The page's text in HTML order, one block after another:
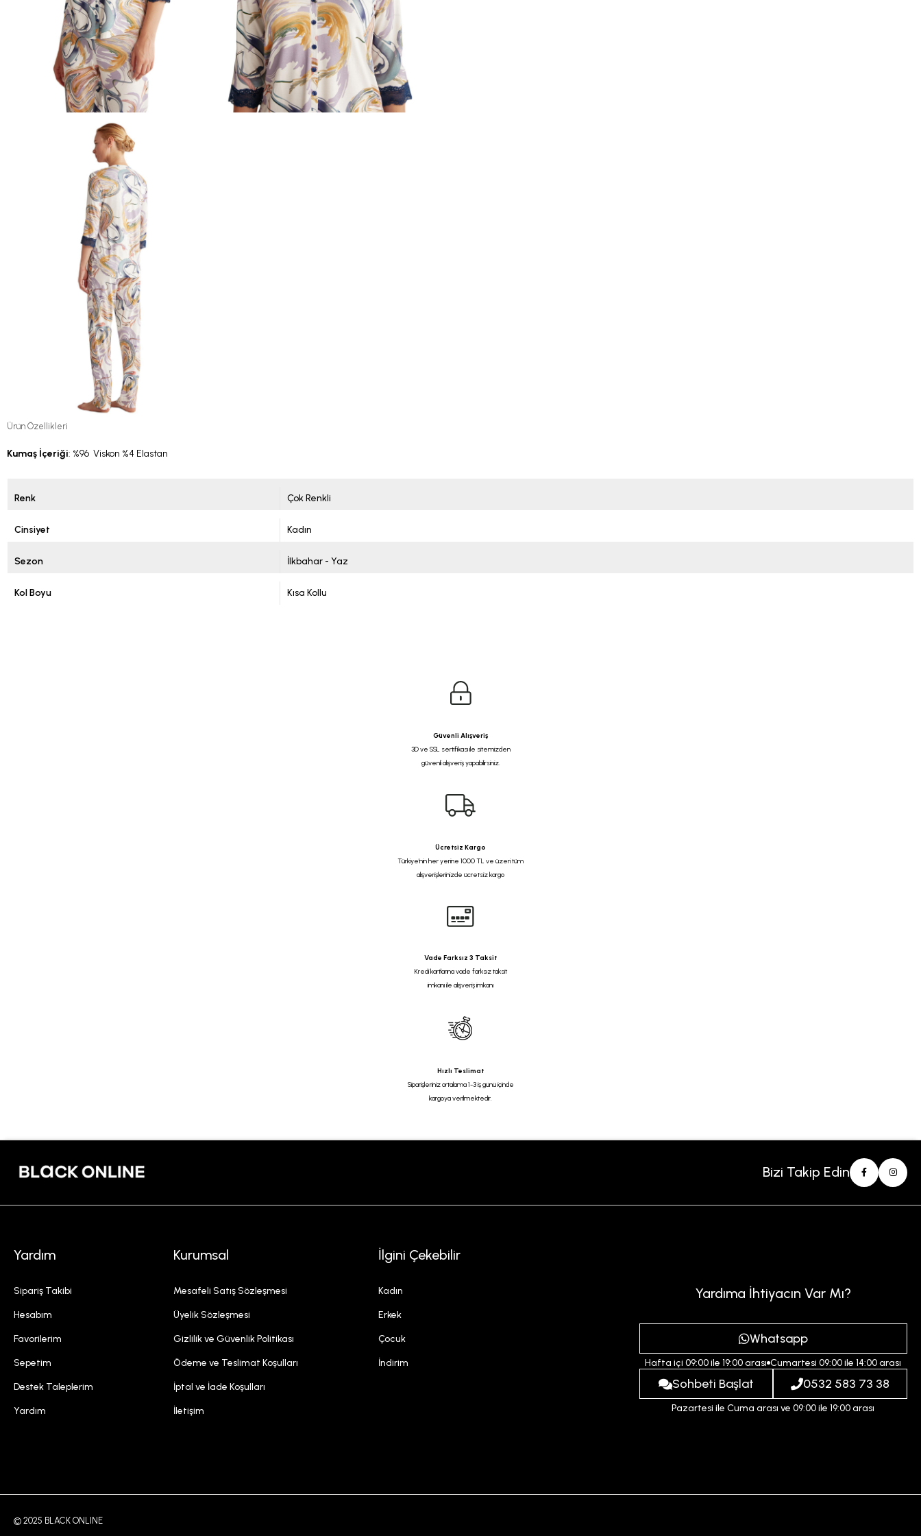
Ürün Özellikleri
Kumaş İçeriği: %96 Viskon %4 Elastan
Renk Çok Renkli
Cinsiyet Kadın
Sezon İlkbahar - Yaz
Kol Boyu Kısa Kollu
Güvenli Alışveriş
3D ve SSL sertifikası ile sitemizden
güvenli alışveriş yapabilirsiniz.
Ücretsiz Kargo
Türkiye'nin her yerine 1000 TL ve üzeri tüm
alışverişlerinizde ücretsiz kargo
Vade Farksız 3 Taksit
Kredi kartlarına vade farksız taksit
imkanı ile alışveriş imkanı
Hızlı Teslimat
Siparişleriniz ortalama 1-3 iş günü içinde
kargoya verilmektedir.
Bizi Takip Edin
Yardım
Sipariş Takibi
Hesabım
Favorilerim
Sepetim
Destek Taleplerim
Yardım
Kurumsal
Mesafeli Satış Sözleşmesi
Üyelik Sözleşmesi
Gizlilik ve Güvenlik Politikası
Ödeme ve Teslimat Koşulları
İptal ve İade Koşulları
İletişim
İlgini Çekebilir
Kadın
Erkek
Çocuk
İndirim
Yardıma İhtiyacın Var Mı?
Whatsapp
Hafta içi 09:00 ile 19:00 arası Cumartesi 09:00 ile 14:00 arası
Sohbeti Başlat 0532 583 73 38
Pazartesi ile Cuma arası ve 09:00 ile 19:00 arası
© 2025 BLACK ONLINE